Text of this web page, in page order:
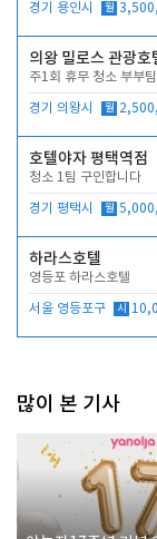
경기 용인시 월
의왕 밀로스 관광호
주1회 휴무 청소 부부
경기 의왕시 월
호텔야자 평택역점
청소 1팀 구인합니다
경기 평택시 월
하라스호텔
영등포 하라스호텔
서울 영등포구 시
많이 본 기사